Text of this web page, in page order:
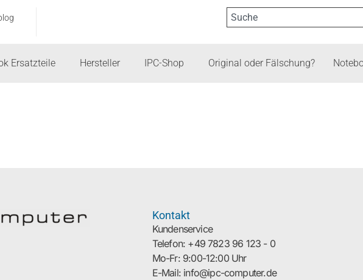
Ersatzteile Hersteller IPC-Shop Original oder Fälschung?
Kontakt
Kundenservice
Telefon: +49 7823 96 123 - 0
Mo-Fr: 9:00-12:00 Uhr
E-Mail: info@ipc-computer.de